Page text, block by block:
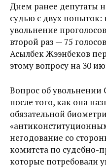
Днем ранее депутаты
судью с двух попыток:
увольнение
второй раз — 75
Асылбек Жээнбеков
этому вопросу на 30
Вопрос об увольнении
после того, как она
обязательной
негодование со
комитета по судебно-
которые потребовали